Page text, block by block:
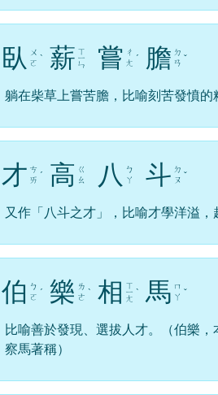
臥
ㄨ
ㄛ ˋ 薪 ㄒ
ㄧ
ㄣ 嘗 ㄔ
ㄤ ˊ 膽 ㄉ
ㄢ ˇ
躺在柴草上嘗苦膽，比喻刻苦發憤的
才 ㄘ
ㄞ ˊ 高 ㄍ
ㄠ
八
ㄅ
ㄚ
斗 ㄉ
ㄡ ˇ
又作「八斗之才」，比喻才學洋溢，
伯 ㄅ
ㄛ ˊ 樂 ㄌ
ㄜ ˋ 相 ㄒ
ㄧ
ㄤ
ˋ 馬 ㄇ
ㄚ ˇ
比喻善於發現、選拔人才。（伯樂
察馬著稱）